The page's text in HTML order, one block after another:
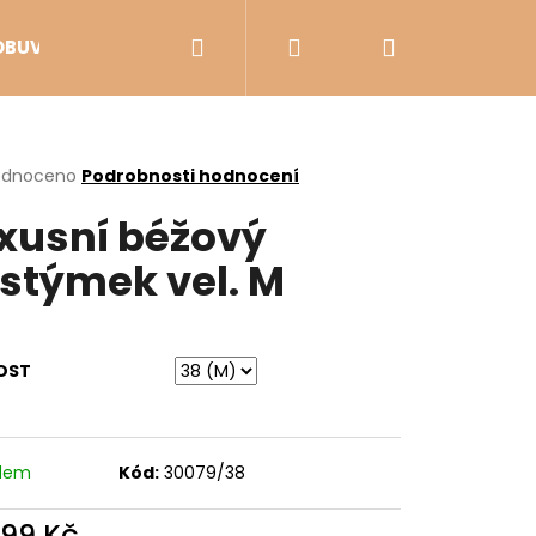
VÝPRODEJ Přihlášení
Podrobnosti hodnocení
béžový
vel. M
Kód: 30079/38